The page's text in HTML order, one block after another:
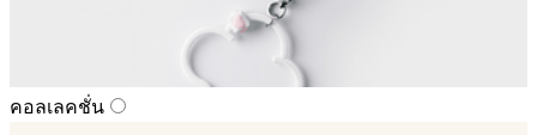
คอลเลคชั่น